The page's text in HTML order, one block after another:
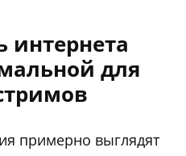
интернета
для
примерно выглядят